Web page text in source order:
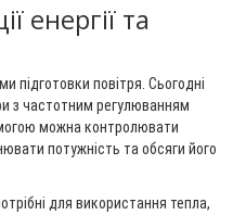
енергії та
підготовки повітря. Сьогодні
з частотним регулюванням
можна контролювати
потужність та обсяги його
для використання тепла,